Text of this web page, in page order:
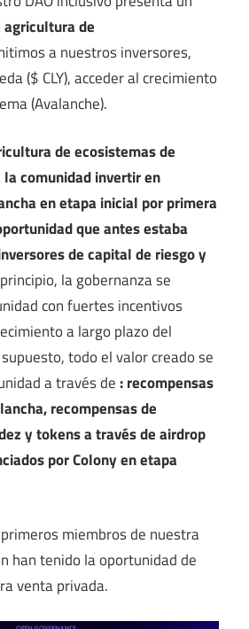
agricultura de
a nuestros inversores,
($ CLY), acceder al crecimiento
(Avalanche).
de ecosistemas de
comunidad invertir en
en etapa inicial por primera
que antes estaba
de capital de riesgo y
la gobernanza se
con fuertes incentivos
a largo plazo del
todo el valor creado se
a través de : recompensas
recompensas de
y tokens a través de airdrop
por Colony en etapa
miembros de nuestra
han tenido la oportunidad de
venta privada.